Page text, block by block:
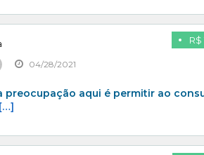
R$
04/28/2021
preocupação aqui é permitir ao
[…]